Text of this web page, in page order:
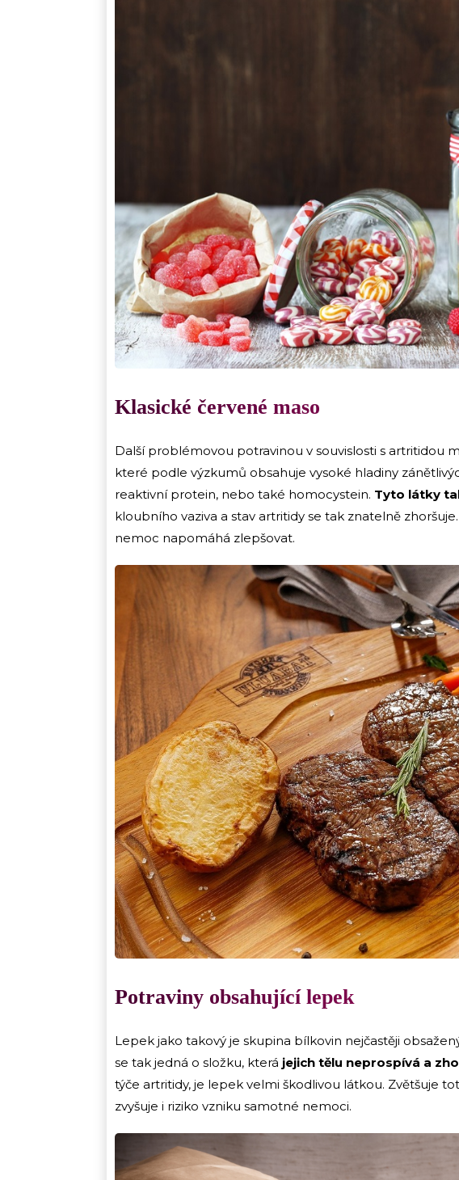
Klasické červené maso
Další problémovou potravinou v souvislosti s artritidou
které podle výzkumů obsahuje vysoké hladiny
reaktivní protein, nebo také homocystein. Tyto látky
kloubního vaziva a stav artritidy se tak znatelně
nemoc napomáhá zlepšovat.
Potraviny obsahující lepek
Lepek jako takový je skupina bílkovin nejčastěji
se tak jedná o složku, která jejich tělu neprospívá a
týče artritidy, je lepek velmi škodlivou látkou. Zvětšuje
zvyšuje i riziko vzniku samotné nemoci.